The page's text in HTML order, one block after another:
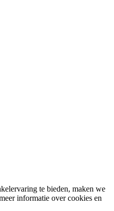
te bieden, maken we
informatie over cookies en